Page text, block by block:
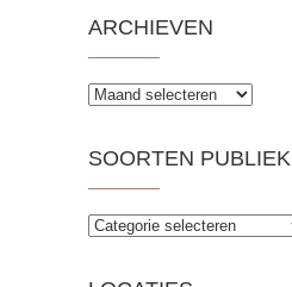
ARCHIEVEN
Archieven
SOORTEN PUBLIEK
Soorten